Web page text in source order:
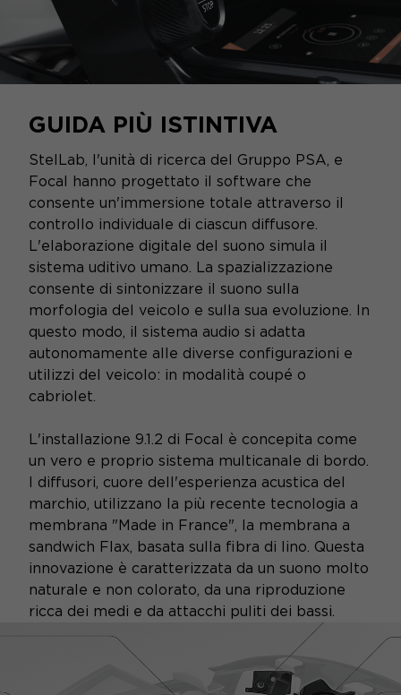
GUIDA PIÙ ISTINTIVA
StelLab, l'unità di ricerca del Gruppo PSA, e
Focal hanno progettato il software che
consente un'immersione totale attraverso il
controllo individuale di ciascun diffusore.
L'elaborazione digitale del suono simula il
sistema uditivo umano. La spazializzazione
consente di sintonizzare il suono sulla
morfologia del veicolo e sulla sua evoluzione. In
questo modo, il sistema audio si adatta
autonomamente alle diverse configurazioni e
utilizzi del veicolo: in modalità coupé o
cabriolet.
L'installazione 9.1.2 di Focal è concepita come
un vero e proprio sistema multicanale di bordo.
I diffusori, cuore dell'esperienza acustica del
marchio, utilizzano la più recente tecnologia a
membrana "Made in France", la membrana a
sandwich Flax, basata sulla fibra di lino. Questa
innovazione è caratterizzata da un suono molto
naturale e non colorato, da una riproduzione
ricca dei medi e da attacchi puliti dei bassi.